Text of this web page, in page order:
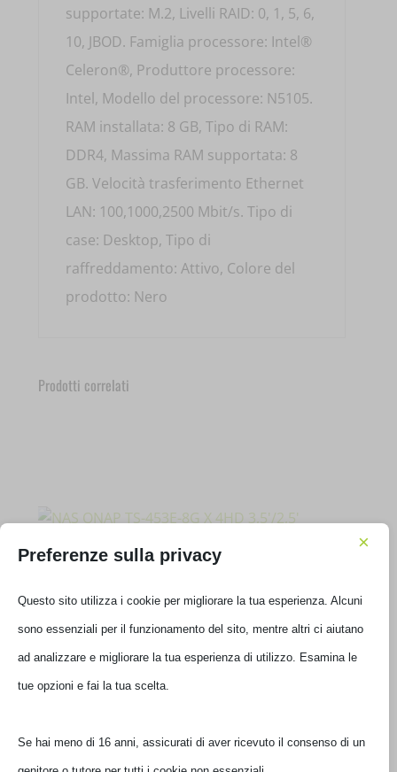
supportate: M.2, Livelli RAID: 0, 1, 5, 6,
10, JBOD. Famiglia processore: Intel®
Celeron®, Produttore processore:
Intel, Modello del processore: N5105.
RAM installata: 8 GB, Tipo di RAM:
DDR4, Massima RAM supportata: 8
GB. Velocità trasferimento Ethernet
LAN: 100,1000,2500 Mbit/s. Tipo di
case: Desktop, Tipo di
raffreddamento: Attivo, Colore del
prodotto: Nero
Prodotti correlati
NAS QNAP TS-453E-8G X 4HD 3,5’/2,5′
TS-453E-8G
Disponibile
Preferenze sulla privacy
×
Questo sito utilizza i cookie per migliorare la tua esperienza. Alcuni
sono essenziali per il funzionamento del sito, mentre altri ci aiutano
ad analizzare e migliorare la tua esperienza di utilizzo. Esamina le
tue opzioni e fai la tua scelta.
Se hai meno di 16 anni, assicurati di aver ricevuto il consenso di un